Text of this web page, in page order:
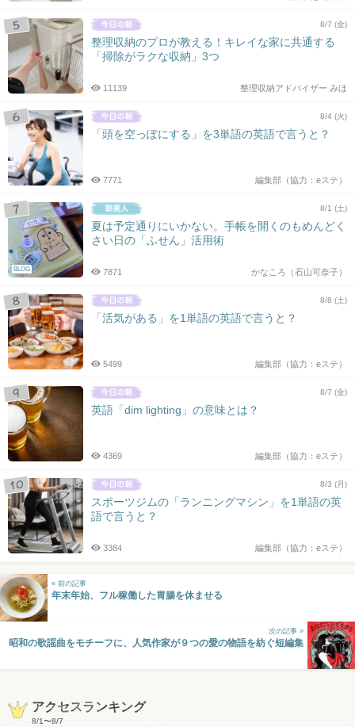
8/7 (金)
整理収納のプロが教える！キレイな家に共通する
「掃除がラクな収納」3つ
整理収納アドバイザー みほ
11139
8/4 (火)
「頭を空っぽにする」を3単語の英語で言うと？
編集部（協力：eステ）
7771
BLOG
8/1 (土)
夏は予定通りにいかない。手帳を開くのもめんどく
さい日の「ふせん」活用術
かなころ（石山可奈子）
7871
8/8 (土)
「活気がある」を1単語の英語で言うと？
編集部（協力：eステ）
5499
8/7 (金)
英語「dim lighting」の意味とは？
編集部（協力：eステ）
4369
8/3 (月)
スポーツジムの「ランニングマシン」を1単語の英
語で言うと？
編集部（協力：eステ）
3384
« 前の記事
年末年始、フル稼働した胃腸を休ませる
次の記事 »
昭和の歌謡曲をモチーフに、人気作家が９つの愛の物語を紡ぐ短編集
アクセスランキング
8/1〜8/7